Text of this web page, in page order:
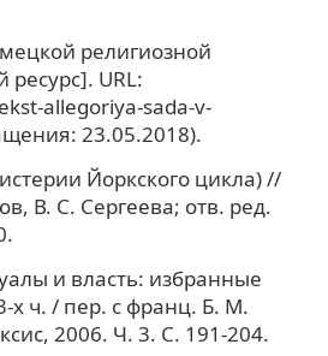
религиозной
URL:
allegoriya-sada-v-
23.05.2018).
Йоркского цикла) //
В. С. Сергеева; отв. ред.
и власть: избранные
х ч. / пер. с франц. Б. М.
2006. Ч. 3. С. 191-204.